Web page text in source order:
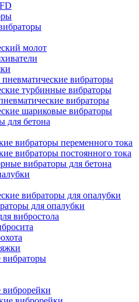
молот
вибраторы
турбинные вибраторы
вибраторы
шариковые вибраторы
для бетона
вибраторы переменного тока
вибраторы постоянного тока
вибраторы для бетона
вибраторы для опалубки
для опалубки
вибростола
вибраторы